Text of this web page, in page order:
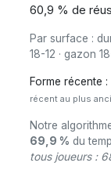
60,9 % de
Par surface :
18-12 · gazon
Forme récente :
récent au plus
Notre
69,9 % du
tous joueurs :